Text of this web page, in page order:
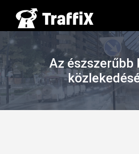
Az észszerűbb